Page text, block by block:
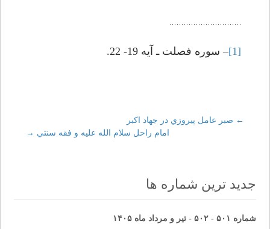
[1] – سوره فصلت ـ آيه 19- 22.
Post
← صبر عامل پيروزي در جهاد اکبر
امام راحل سلام الله عليه و فقه سنتي →
جدید ترین شماره ها
شماره ۵۰۱ - ۵۰۲ - تیر و مرداد ماه ۱۴۰۵